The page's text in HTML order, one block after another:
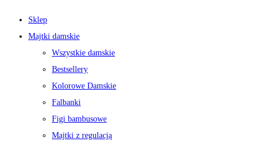
Sklep
Majtki damskie
Wszystkie damskie
Bestsellery
Kolorowe Damskie
Falbanki
Figi bambusowe
Majtki z regulacją